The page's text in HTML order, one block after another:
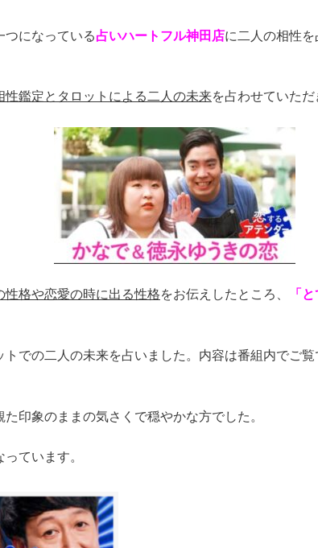
つになっている占いハートフル神田店に二人の相性
性鑑定とタロットによる二人の未来を占わせていただ
性格や恋愛の時に出る性格をお伝えしたところ、 「
トでの二人の未来を占いました。内容は番組内でご
印象のままの気さくで穏やかな方でした。
ています。